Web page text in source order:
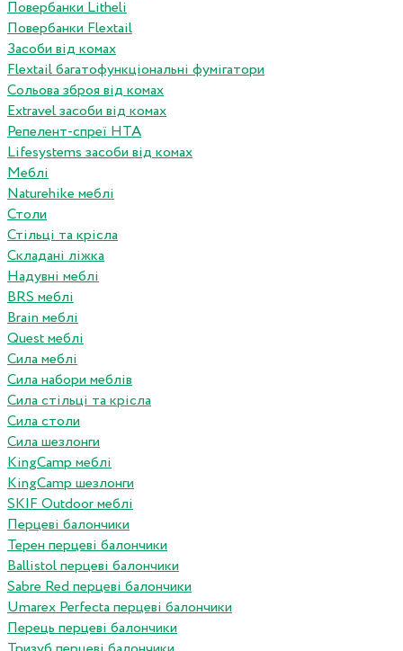
Повербанки Litheli
Повербанки Flextail
Засоби від комах
Flextail багатофункціональні фумігатори
Сольова зброя від комах
Extravel засоби від комах
Репелент-спреї HTA
Lifesystems засоби від комах
Меблі
Naturehike меблі
Столи
Стільці та крісла
Складані ліжка
Надувні меблі
BRS меблі
Brain меблі
Quest меблі
Сила меблі
Сила набори меблів
Сила стільці та крісла
Сила столи
Сила шезлонги
KingCamp меблі
KingCamp шезлонги
SKIF Outdoor меблі
Перцеві балончики
Терен перцеві балончики
Ballistol перцеві балончики
Sabre Red перцеві балончики
Umarex Perfecta перцеві балончики
Перець перцеві балончики